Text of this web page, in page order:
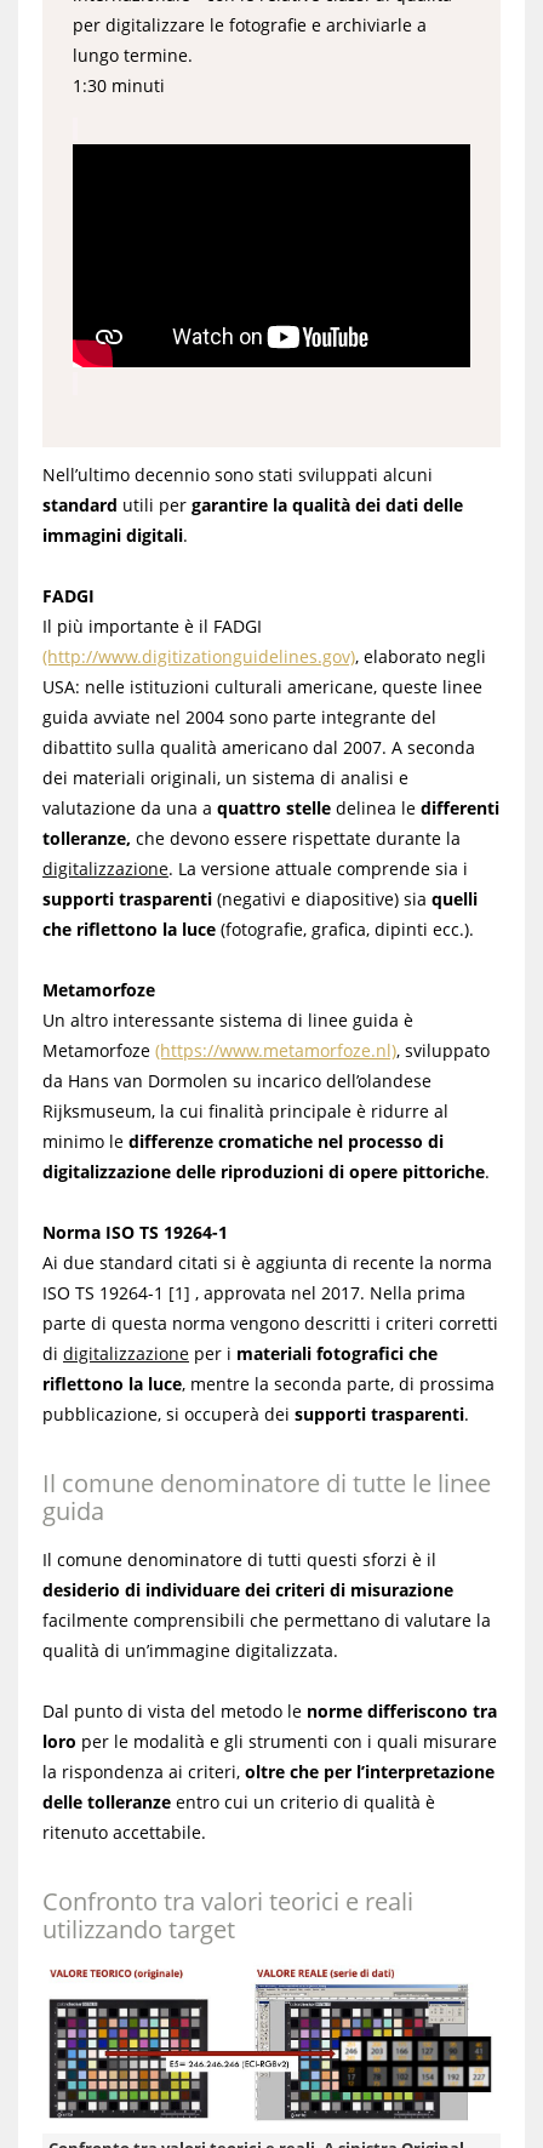
per digitalizzare le fotografie e archiviarle a
lungo termine.
1:30 minuti
Nell’ultimo decennio sono stati sviluppati alcuni
standard utili per garantire la qualità dei dati delle
immagini digitali.
FADGI
Il più importante è il FADGI
(http://www.digitizationguidelines.gov), elaborato negli
USA: nelle istituzioni culturali americane, queste linee
guida avviate nel 2004 sono parte integrante del
dibattito sulla qualità americano dal 2007. A seconda
dei materiali originali, un sistema di analisi e
valutazione da una a quattro stelle delinea le differenti
tolleranze, che devono essere rispettate durante la
digitalizzazione. La versione attuale comprende sia i
supporti trasparenti (negativi e diapositive) sia quelli
che riflettono la luce (fotografie, grafica, dipinti ecc.).
Metamorfoze
Un altro interessante sistema di linee guida è
Metamorfoze (https://www.metamorfoze.nl), sviluppato
da Hans van Dormolen su incarico dell’olandese
Rijksmuseum, la cui finalità principale è ridurre al
minimo le differenze cromatiche nel processo di
digitalizzazione delle riproduzioni di opere pittoriche.
Norma ISO TS 19264-1
Ai due standard citati si è aggiunta di recente la norma
ISO TS 19264-1 [1] , approvata nel 2017. Nella prima
parte di questa norma vengono descritti i criteri corretti
di digitalizzazione per i materiali fotografici che
riflettono la luce, mentre la seconda parte, di prossima
pubblicazione, si occuperà dei supporti trasparenti.
Il comune denominatore di tutte le linee
guida
Il comune denominatore di tutti questi sforzi è il
desiderio di individuare dei criteri di misurazione
facilmente comprensibili che permettano di valutare la
qualità di un’immagine digitalizzata.
Dal punto di vista del metodo le norme differiscono tra
loro per le modalità e gli strumenti con i quali misurare
la rispondenza ai criteri, oltre che per l’interpretazione
delle tolleranze entro cui un criterio di qualità è
ritenuto accettabile.
Confronto tra valori teorici e reali
utilizzando target